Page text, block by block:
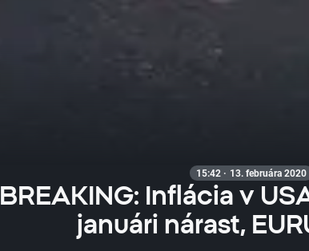
15:42 · 13. februára 2020
BREAKING: Inflácia v
januári nárast,